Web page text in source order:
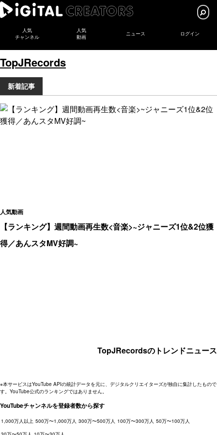
人気
チャンネル
人気
動画
ニュース ログイン
TopJRecords
新着記事
人気動画
【ランキング】週間動画再生数<音楽>~ジャニーズ1位&2位獲
得／あんスタMV好調~
TopJRecordsのトレンドニュース
※本サービスはYouTube APIの統計データを元に、デジタルクリエイターズが独自に集計したもので
す。YouTube公式のランキングではありません。
YouTubeチャンネルを登録者数から探す
1,000万人以上 500万〜1,000万人 300万〜500万人 100万〜300万人 50万〜100万人